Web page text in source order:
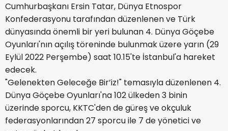
Cumhurbaşkanı Ersin Tatar, Dünya Etnospor
Konfederasyonu tarafından düzenlenen ve Türk
dünyasında önemli bir yeri bulunan 4. Dünya Göçebe
Oyunları'nın açılış töreninde bulunmak üzere yarın (29
Eylül 2022 Perşembe) saat 10.15'te İstanbul'a hareket
edecek.
"Gelenekten Geleceğe Bir’iz!" temasıyla düzenlenen 4.
Dünya Göçebe Oyunları'na 102 ülkeden 3 binin
üzerinde sporcu, KKTC'den de güreş ve okçuluk
federasyonlarından 27 sporcu ile 7 de yönetici ve